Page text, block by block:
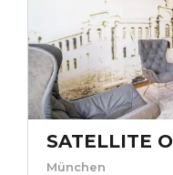
München